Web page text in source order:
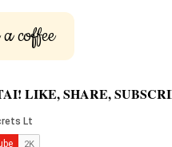
coffee
LIKE, SHARE,